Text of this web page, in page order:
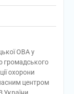
ОВА у
громадського
охорони
центром